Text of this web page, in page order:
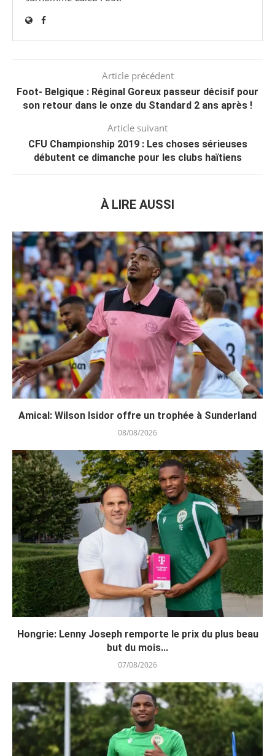
Article précédent
Foot- Belgique : Réginal Goreux passeur décisif pour
son retour dans le onze du Standard 2 ans après !
Article suivant
CFU Championship 2019 : Les choses sérieuses
débutent ce dimanche pour les clubs haïtiens
À LIRE AUSSI
Amical: Wilson Isidor offre un trophée à Sunderland
08/08/2026
Hongrie: Lenny Joseph remporte le prix du plus beau
but du mois...
07/08/2026